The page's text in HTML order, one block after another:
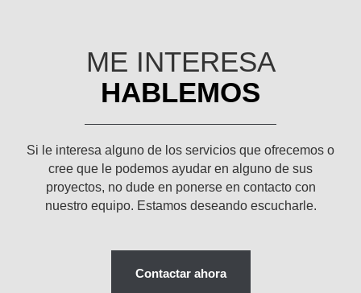
ME INTERESA
HABLEMOS
Si le interesa alguno de los servicios que ofrecemos o
cree que le podemos ayudar en alguno de sus
proyectos, no dude en ponerse en contacto con
nuestro equipo. Estamos deseando escucharle.
Contactar ahora